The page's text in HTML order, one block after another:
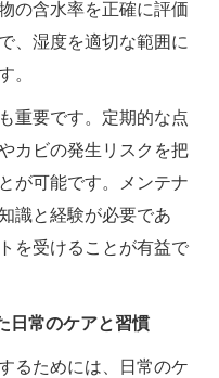
の含水率を正確に評価
、湿度を適切な範囲に
。
重要です。定期的な点
カビの発生リスクを把
が可能です。メンテナ
識と経験が必要であ
を受けることが有益で
日常のケアと習慣
るためには、日常のケ